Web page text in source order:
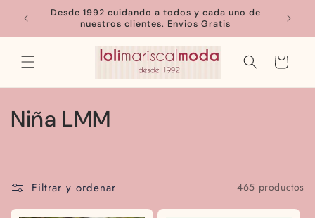
directamenteDesde 1992 cuidando a todos y cada uno de
nuestros clientes. Envios Gratis
Carrito
C
e
Niña LMM
Filtrar y ordenar 465 productos